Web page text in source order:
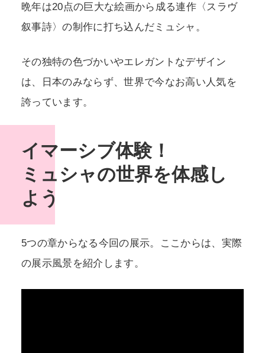
晩年は20点の巨大な絵画から成る連作〈スラヴ
叙事詩〉の制作に打ち込んだミュシャ。
その独特の色づかいやエレガントなデザイン
は、日本のみならず、世界で今なお高い人気を
誇っています。
イマーシブ体験！
ミュシャの世界を体感し
よう
5つの章からなる今回の展示。ここからは、実際
の展示風景を紹介します。